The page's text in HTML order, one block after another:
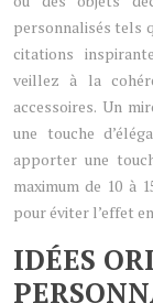
personnalisés tels
citations
veillez à la
accessoires. Un
une touche
apporter une
maximum de 10 à
pour éviter l’effet
IDÉES